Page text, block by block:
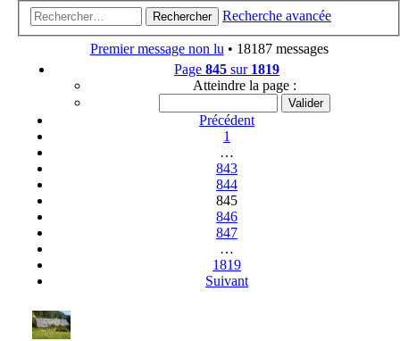
Rechercher Recherche avancée
Premier message non lu • 18187 messages
Page 845 sur 1819
Atteindre la page :
Précédent
1
…
843
844
845
846
847
…
1819
Suivant